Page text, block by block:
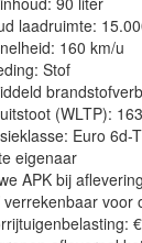
laadruimte:
160 km/u
Stof
uitstoot (WLTP):
Euro 6d-
eigenaar
APK bij aflevering
verrekenbaar voor